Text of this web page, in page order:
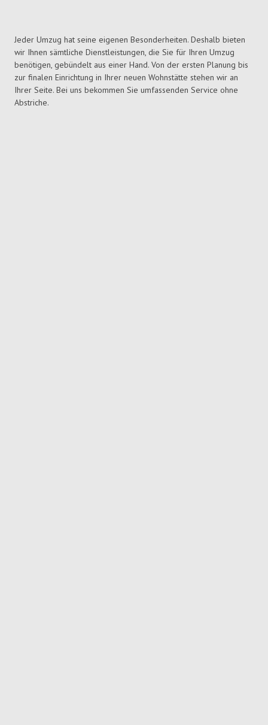
Jeder Umzug hat seine eigenen Besonderheiten. Deshalb bieten
wir Ihnen sämtliche Dienstleistungen, die Sie für Ihren Umzug
benötigen, gebündelt aus einer Hand. Von der ersten Planung bis
zur finalen Einrichtung in Ihrer neuen Wohnstätte stehen wir an
Ihrer Seite. Bei uns bekommen Sie umfassenden Service ohne
Abstriche.